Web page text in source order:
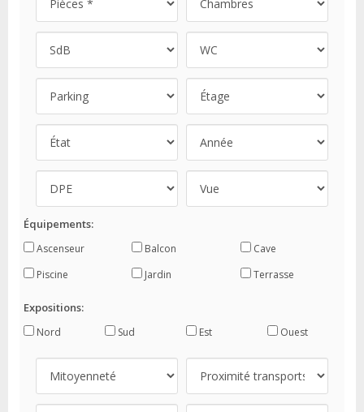
Équipements:
Ascenseur Balcon
Cave
Piscine
Jardin Terrasse
Expositions:
Nord Sud Est Ouest